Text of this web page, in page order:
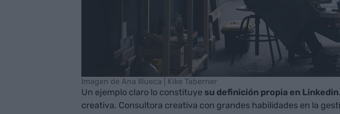
Imagen de Ana Illueca | Kike Taberner
Un ejemplo claro lo constituye su definición propia en Linkedin
creativa. Consultora creativa con grandes habilidades en la